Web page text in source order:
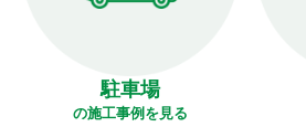
駐車場
の施工事例を見る